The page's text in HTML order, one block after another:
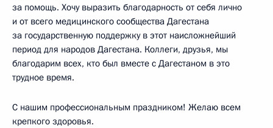
за помощь. Хочу выразить благодарность от себя лично
и от всего медицинского сообщества Дагестана
за государственную поддержку в этот наисложнейший
период для народов Дагестана. Коллеги, друзья, мы
благодарим всех, кто был вместе с Дагестаном в это
трудное время.
С нашим профессиональным праздником! Желаю всем
крепкого здоровья.